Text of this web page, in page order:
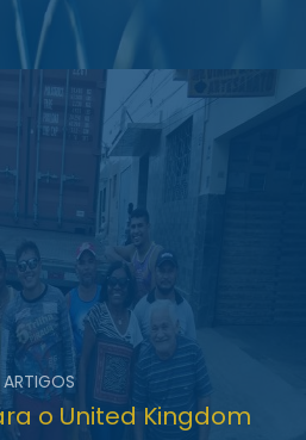
ARTIGOS
o United Kingdom